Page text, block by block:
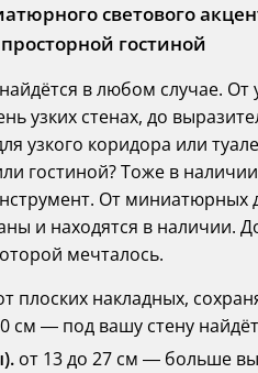
светового
гостиной
в любом случае.
узких стенах, до
узкого коридора или
гостиной? Тоже в
От
и находятся в наличии.
мечталось.
плоских накладных,
см — под вашу стену
от 13 до 27 см — больше